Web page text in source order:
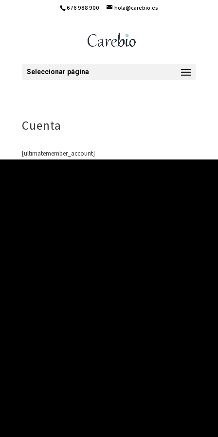
676 988 900 hola@carebio.es
Seleccionar página
Cuenta
[ultimatemember_account]